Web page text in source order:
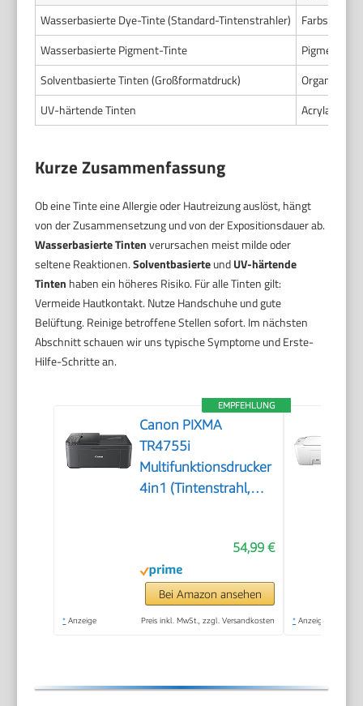
Wasserbasierte Dye-Tinte (Standard-Tintenstrahler)
Farbstoffe
Wasserbasierte Pigment-Tinte
Pigmente,
Solventbasierte Tinten (Großformatdruck)
Organische
UV-härtende Tinten
Acrylate,
Kurze Zusammenfassung
Ob eine Tinte eine Allergie oder Hautreizung auslöst, hängt
von der Zusammensetzung und von der Expositionsdauer ab.
Wasserbasierte Tintenverursachen meist milde oder
seltene Reaktionen.SolventbasierteundUV-härtende
Tinten haben ein höheres Risiko. Für alle Tinten gilt:
Vermeide Hautkontakt. Nutze Handschuhe und gute
Belüftung. Reinige betroffene Stellen sofort. Im nächsten
Abschnitt schauen wir uns typische Symptome und Erste-
Hilfe-Schritte an.
EMPFEHLUNG
Canon PIXMA
TR4755i
Multifunktionsdrucker
4in1 (Tintenstrahl,
WLAN, Apple AirPrint,
20 Blatt ADF,
Duplexdruck,
kompatibel mit Pixma
54,99 €
Bei Amazon ansehen
* Anzeige Preis inkl. MwSt., zzgl. Versandkosten * Anzeige